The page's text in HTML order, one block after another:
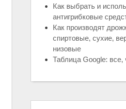
Как выбрать и
антигрибковые
Как производят
спиртовые, сухие,
низовые
Таблица Google: все,